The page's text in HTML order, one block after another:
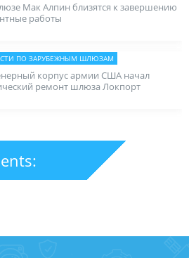
Мак Алпин близятся к завершению
работы
ПО ЗАРУБЕЖНЫМ ШЛЮЗАМ
корпус армии США начал
ремонт шлюза Локпорт